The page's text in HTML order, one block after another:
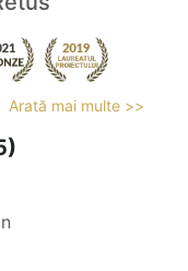
Arată mai multe >>